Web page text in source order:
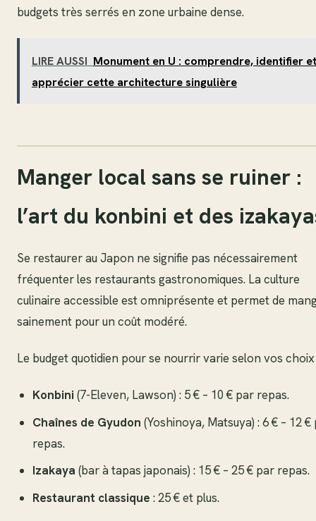
budgets très serrés en zone urbaine dense.
LIRE AUSSI Monument en U : comprendre, identifier et
apprécier cette architecture singulière
Manger local sans se ruiner :
l’art du konbini et des
Se restaurer au Japon ne signifie pas nécessairement
fréquenter les restaurants gastronomiques. La culture
culinaire accessible est omniprésente et permet de
sainement pour un coût modéré.
Le budget quotidien pour se nourrir varie selon vos choix
Konbini (7-Eleven, Lawson) : 5 € – 10 € par repas.
Chaînes de Gyudon (Yoshinoya, Matsuya) : 6 € – 12 €
repas.
Izakaya (bar à tapas japonais) : 15 € – 25 € par repas.
Restaurant classique : 25 € et plus.